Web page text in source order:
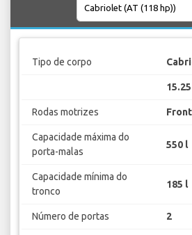
Tipo de corpo
Rodas motrizes
Capacidade máxima do
porta-malas
550 l
Capacidade mínima do
tronco
185 l
Número de portas 2